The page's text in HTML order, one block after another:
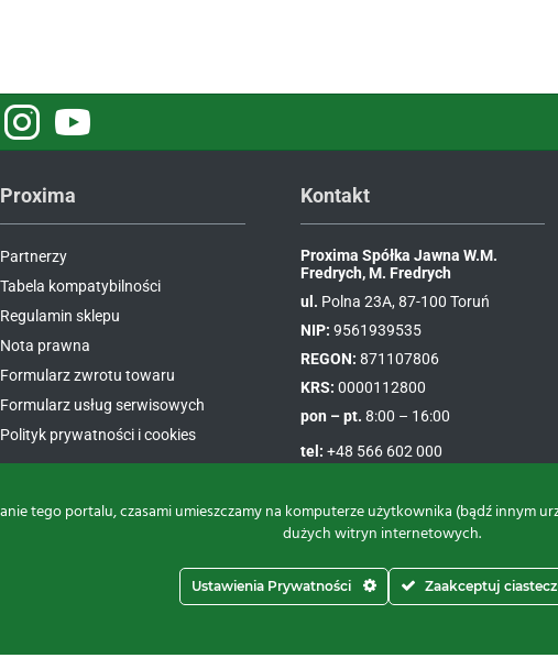
Proxima
Partnerzy
Tabela kompatybilności
Regulamin sklepu
Nota prawna
Formularz zwrotu towaru
Formularz usług serwisowych
Polityk prywatności i cookies
Kontakt
Proxima Spółka Jawna W.M.
Fredrych, M. Fredrych
ul. Polna 23A, 87-100 Toruń
NIP: 9561939535
REGON: 871107806
KRS: 0000112800
pon – pt. 8:00 – 16:00
tel: +48 566 602 000
tego portalu, czasami umieszczamy na komputerze użytkownika (bądź innym
dużych witryn internetowych.
Zaakceptuj
Ustawienia Prywatności